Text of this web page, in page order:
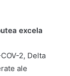
excela
2, Delta
ale